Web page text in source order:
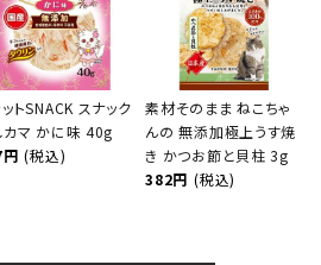
ットSNACK スナック
カマ かに味 40g
(税込)
素材そのまま ねこちゃ
んの 無添加極上うす焼
き かつお節と貝柱 3g
382円 (税込)